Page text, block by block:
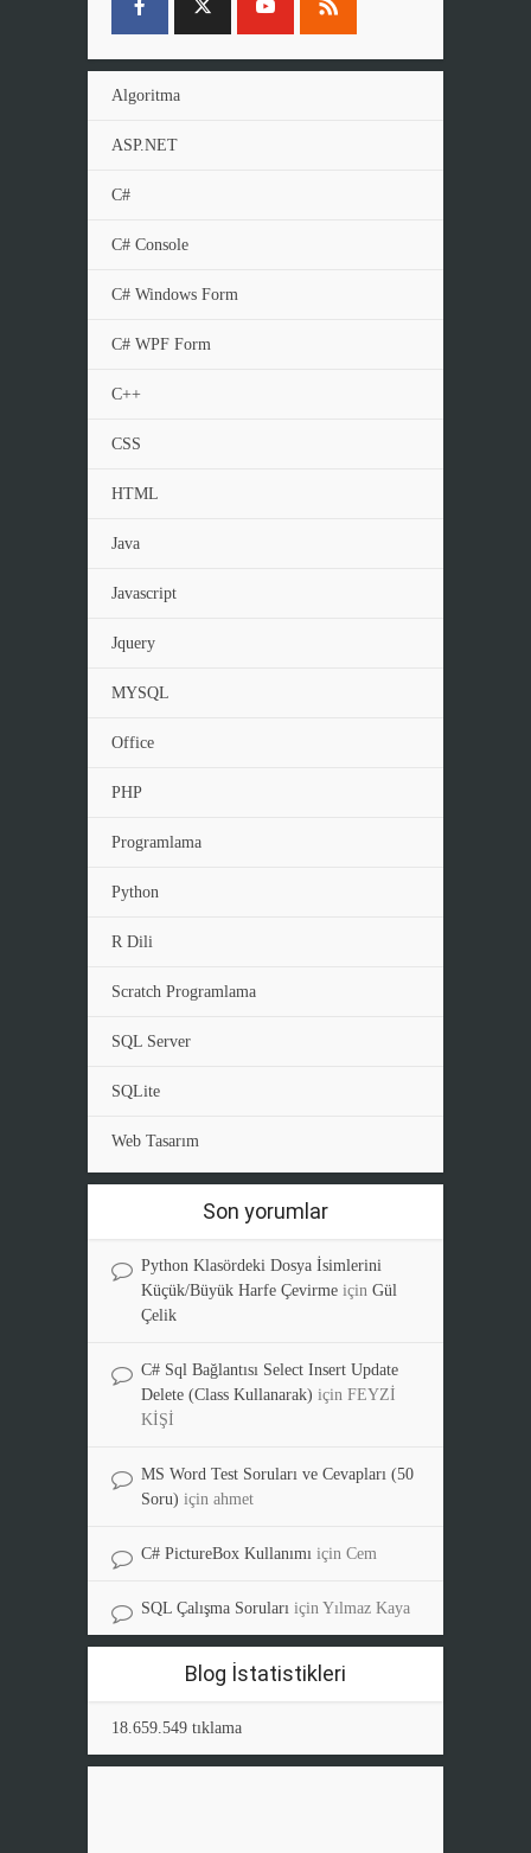
Algoritma
ASP.NET
C#
C# Console
C# Windows Form
C# WPF Form
C++
CSS
HTML
Java
Javascript
Jquery
MYSQL
Office
PHP
Programlama
Python
R Dili
Scratch Programlama
SQL Server
SQLite
Web Tasarım
Son yorumlar
Python Klasördeki Dosya İsimlerini
Küçük/Büyük Harfe Çevirme için Gül
Çelik
C# Sql Bağlantısı Select Insert Update
Delete (Class Kullanarak) için FEYZİ
KİŞİ
MS Word Test Soruları ve Cevapları (50
Soru) için ahmet
C# PictureBox Kullanımı için Cem
SQL Çalışma Soruları için Yılmaz Kaya
Blog İstatistikleri
18.659.549 tıklama